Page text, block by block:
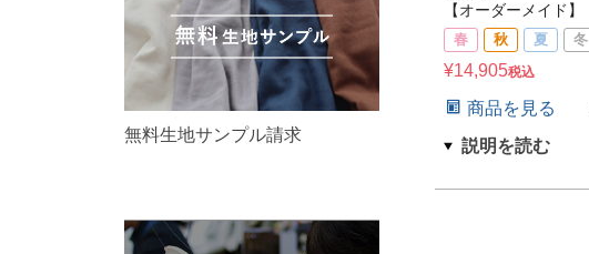
無料生地サンプル請求
【オーダーメイド】
春 秋 夏 冬
¥14,905税込
商品を見る